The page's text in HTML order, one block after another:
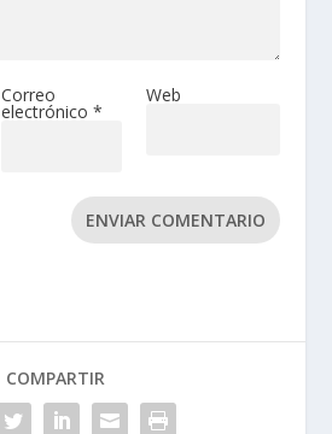
Correo
electrónico *
Web
ENVIAR COMENTARIO
COMPARTIR